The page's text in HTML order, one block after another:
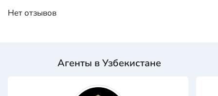
Нет отзывов
Агенты в Узбекистане